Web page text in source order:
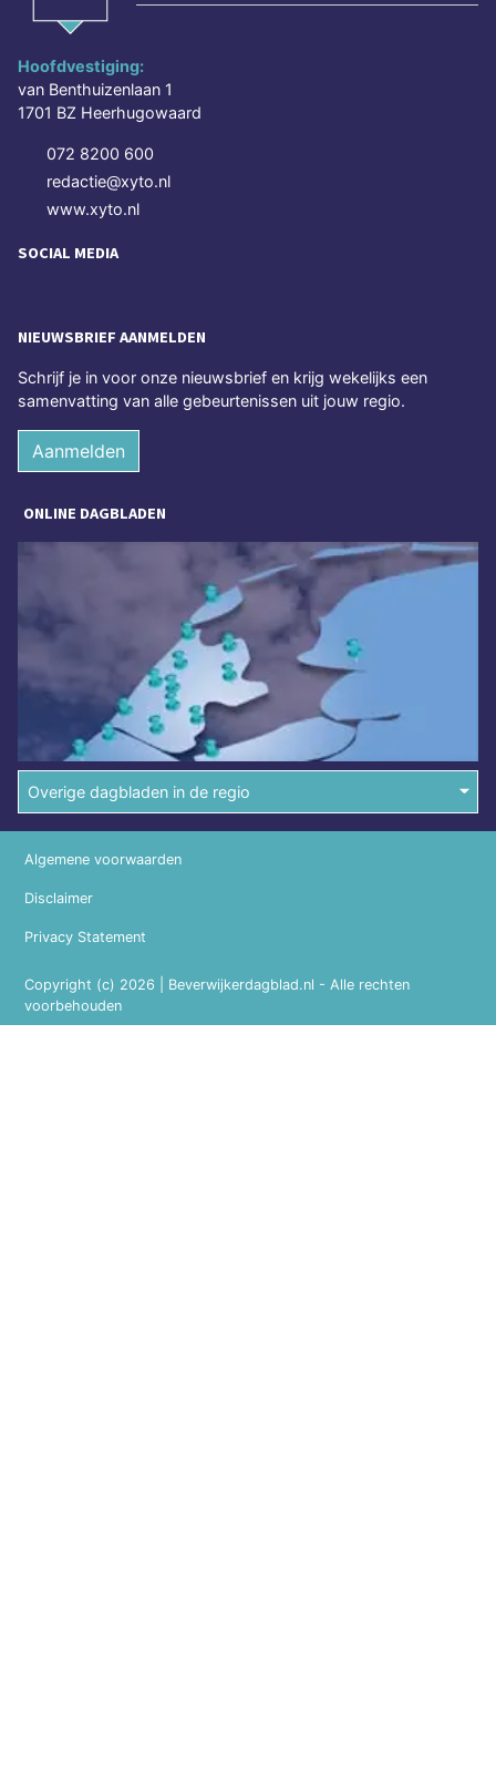
Hoofdvestiging:
van Benthuizenlaan 1
1701 BZ Heerhugowaard
072 8200 600
redactie@xyto.nl
www.xyto.nl
SOCIAL MEDIA
NIEUWSBRIEF AANMELDEN
Schrijf je in voor onze nieuwsbrief en krijg wekelijks een
samenvatting van alle gebeurtenissen uit jouw regio.
Aanmelden
ONLINE DAGBLADEN
Overige dagbladen in de regio
Copyright (c) 2026 | Beverwijkerdagblad.nl - Alle rechten
voorbehouden
Algemene voorwaarden
Disclaimer
Privacy Statement